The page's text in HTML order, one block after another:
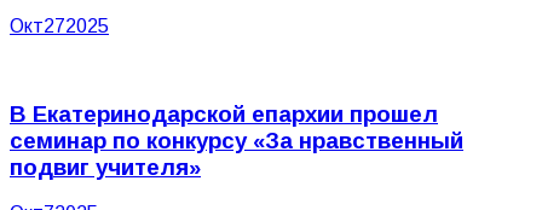
Окт272025
В Екатеринодарской епархии прошел
семинар по конкурсу «За нравственный
подвиг учителя»